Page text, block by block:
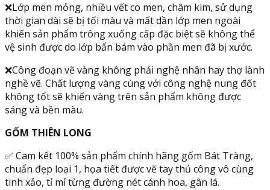
❌Lớp men mỏng, nhiều vết co men, châm kim, sử dụng
thời gian dài sẽ bị tối màu và mất dần lớp men ngoài
khiến sản phẩm trông xuống cấp đặc biệt sẽ không thể
vệ sinh được do lớp bẩn bám vào phần men đã bị xước.
❌Công đoạn vẽ vàng không phải nghệ nhân hay thợ lành
nghề vẽ. Chất lượng vàng cùng với công nghệ nung đốt
không tốt sẽ khiến vàng trên sản phẩm không được
sáng và bền màu.
GỐM THIÊN LONG
✅ Cam kết 100% sản phẩm chính hãng gốm Bát Tràng,
chuẩn đẹp loại 1, họa tiết được vẽ tay thủ công vô cùng
tinh xảo, tỉ mỉ từng đường nét cánh hoa, gân lá.